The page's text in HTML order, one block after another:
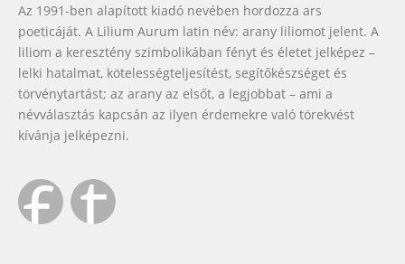
Az 1991-ben alapított kiadó nevében hordozza ars
poeticáját. A Lilium Aurum latin név: arany liliomot jelent. A
liliom a keresztény szimbolikában fényt és életet jelképez –
lelki hatalmat, kötelességteljesítést, segítőkészséget és
törvénytartást; az arany az elsőt, a legjobbat – ami a
névválasztás kapcsán az ilyen érdemekre való törekvést
kívánja jelképezni.